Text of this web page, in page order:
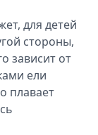
для детей
стороны,
зависит от
ели
плавает